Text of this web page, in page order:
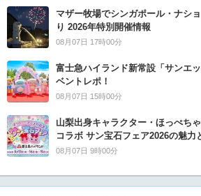
マザー牧場でシンガポール・ナシ
り 2026年特別開催情報
08月07日 17時00分
富士急ハイランド新常設「サンエ
ベントレポ！
08月07日 15時00分
山梨出身キャラクター・ほっぺち
コラボ サン宝石フェア2026の魅力
08月07日 9時00分